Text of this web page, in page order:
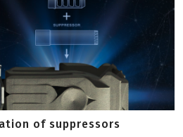
of suppressors